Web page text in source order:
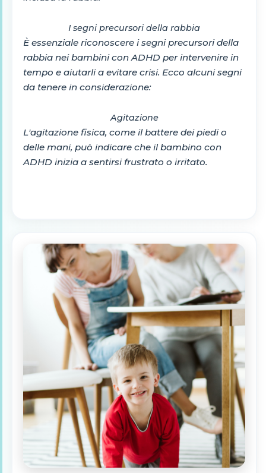
I segni precursori della rabbia
È essenziale riconoscere i segni precursori della
rabbia nei bambini con ADHD per intervenire in
tempo e aiutarli a evitare crisi. Ecco alcuni segni
da tenere in considerazione:
Agitazione
L'agitazione fisica, come il battere dei piedi o
delle mani, può indicare che il bambino con
ADHD inizia a sentirsi frustrato o irritato.